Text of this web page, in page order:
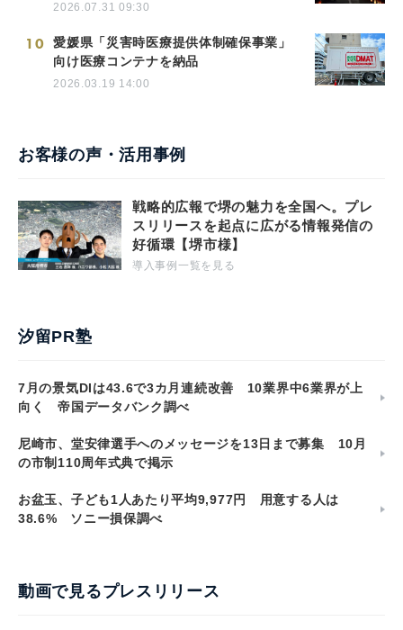
2026.07.31 09:30
10
愛媛県「災害時医療提供体制確保事業」
向け医療コンテナを納品
2026.03.19 14:00
お客様の声・活用事例
戦略的広報で堺の魅力を全国へ。プレ
スリリースを起点に広がる情報発信の
好循環【堺市様】
導入事例一覧を見る
汐留PR塾
7月の景気DIは43.6で3カ月連続改善 10業界中6業界が上
向く 帝国データバンク調べ
尼崎市、堂安律選手へのメッセージを13日まで募集 10月
の市制110周年式典で掲示
お盆玉、子ども1人あたり平均9,977円 用意する人は
38.6% ソニー損保調べ
動画で見るプレスリリース